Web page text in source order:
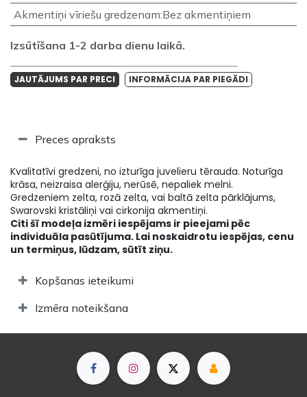
Akmentiņi vīriešu gredzenam:Bez akmentiņiem
Izsūtīšana 1-2 darba dienu laikā.
JAUTĀJUMS PAR PRECI INFORMĀCIJA PAR PIEGĀDI
Preces apraksts
Kvalitatīvi gredzeni, no izturīga juvelieru tērauda. Noturīga
krāsa, neizraisa alerģiju, nerūsē, nepaliek melni.
Gredzeniem zelta, rozā zelta, vai baltā zelta pārklājums,
Swarovski kristāliņi vai cirkonija akmentiņi.
Citi šī modeļa izmēri iespējams ir pieejami pēc
individuāla pasūtījuma. Lai noskaidrotu iespējas, cenu
un termiņus, lūdzam, sūtīt ziņu.
Kopšanas ieteikumi
Izmēra noteikšana